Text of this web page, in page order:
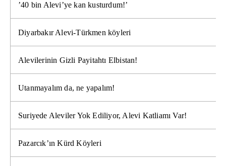
’40 bin Alevi’ye kan kusturdum!’
Diyarbakır Alevi-Türkmen köyleri
Alevilerinin Gizli Payitahtı Elbistan!
Utanmayalım da, ne yapalım!
Suriyede Aleviler Yok Ediliyor, Alevi Katliamı Var!
Pazarcık’ın Kürd Köyleri